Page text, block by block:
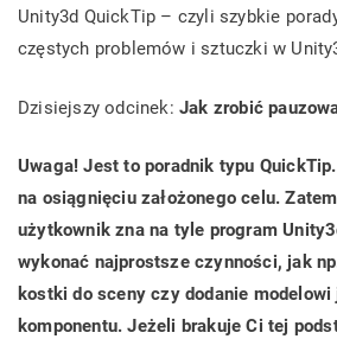
Unity3d QuickTip – czyli szybkie
częstych problemów i sztuczki w
Dzisiejszy odcinek: Jak zrobić
Uwaga! Jest to poradnik typu
na osiągnięciu założonego celu.
użytkownik zna na tyle program
wykonać najprostsze czynności, jak
kostki do sceny czy dodanie
komponentu. Jeżeli brakuje Ci tej